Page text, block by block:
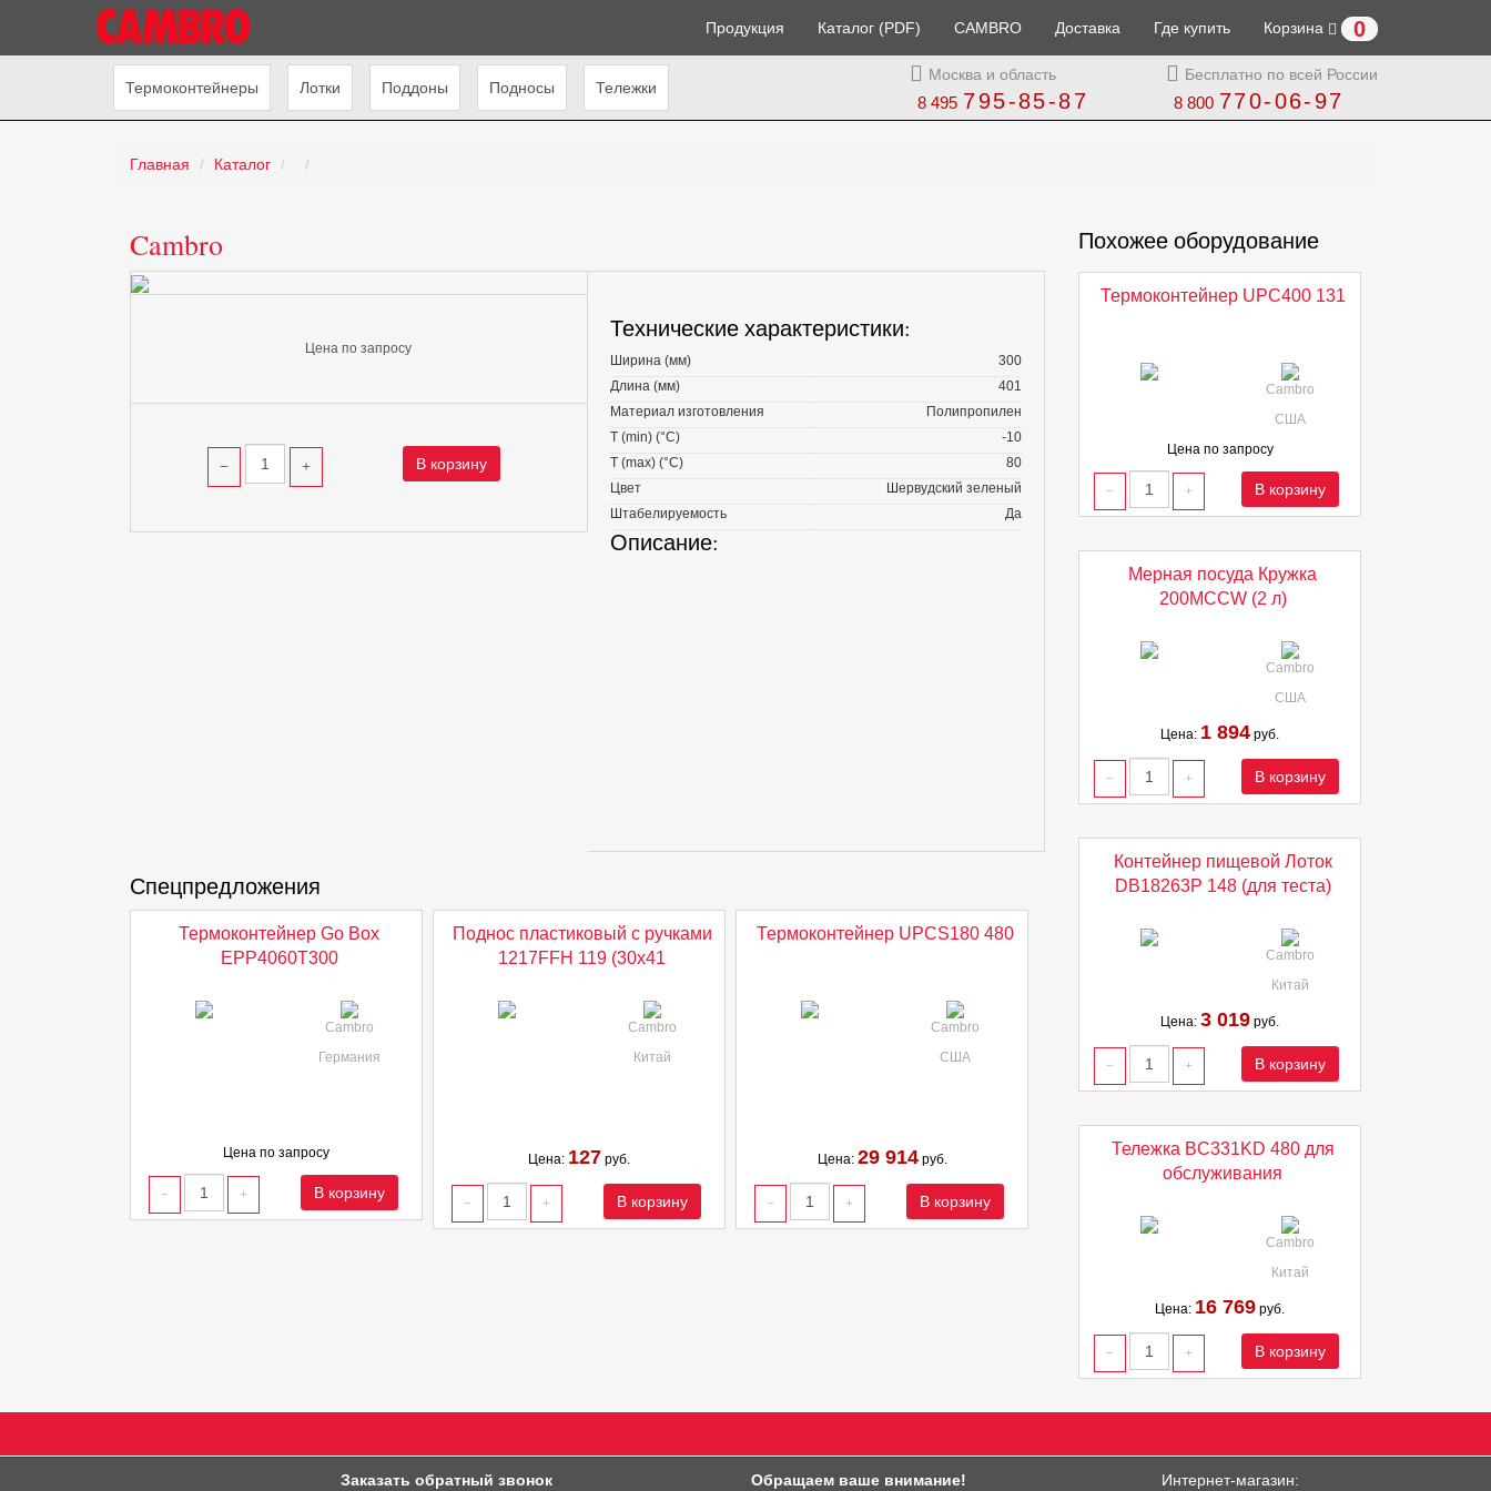
Продукция Каталог (PDF) CAMBRO Доставка Где купить Корзина 0
Термоконтейнеры Лотки Поддоны Подносы Тележки
Бесплатно по всей России
8 800 770-06-97
Москва и область
8 495 795-85-87
Главная Каталог
Cambro
Цена по запросу
В корзину
Технические характеристики:
Ширина (мм)
300
Длина (мм)
401
Материал изготовления
Полипропилен
T (min) (°С)
-10
T (max) (°С)
80
Цвет
Шервудский зеленый
Штабелируемость
Да
Описание:
Спецпредложения
Термоконтейнер Go Box
EPP4060T300
Cambro
Германия
Цена по запросу
В корзину
Поднос пластиковый с ручками
1217FFH 119 (30х41
Cambro
Китай
Цена: 127 руб.
В корзину
Термоконтейнер UPCS180 480
Cambro
США
Цена: 29 914руб.
В корзину
Похожее оборудование
Термоконтейнер UPC400 131
Cambro
США
Цена по запросу
В корзину
Мерная посуда Кружка
200MCCW (2 л)
Cambro
США
Цена: 1 894 руб.
В корзину
Контейнер пищевой Лоток
DB18263P 148 (для теста)
Cambro
Китай
Цена: 3 019 руб.
В корзину
Тележка BC331KD 480 для
обслуживания
Cambro
Китай
Цена: 16 769 руб.
В корзину
Заказать обратный звонок Обращаем ваше внимание! Интернет-магазин: